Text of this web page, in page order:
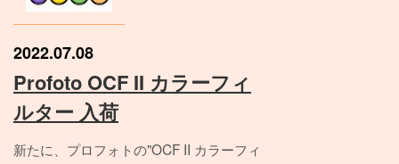
2022.07.08
Profoto OCF II カラーフィ
ルター 入荷
新たに、プロフォトの"OCF II カラーフィ